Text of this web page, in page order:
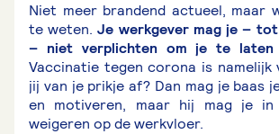
Niet meer brandend actueel, maar
te weten. Je werkgever mag je –
– niet verplichten om je te laten
Vaccinatie tegen corona is namelijk
jij van je prikje af? Dan mag je baas
en motiveren, maar hij mag je in
weigeren op de werkvloer.